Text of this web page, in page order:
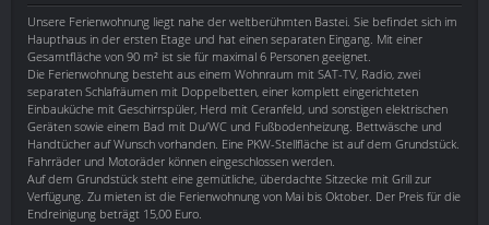
Unsere Ferienwohnung liegt nahe der weltberühmten Bastei. Sie befindet sich im
Haupthaus in der ersten Etage und hat einen separaten Eingang. Mit einer
Gesamtfläche von 90 m² ist sie für maximal 6 Personen geeignet.
Die Ferienwohnung besteht aus einem Wohnraum mit SAT-TV, Radio, zwei
separaten Schlafräumen mit Doppelbetten, einer komplett eingerichteten
Einbauküche mit Geschirrspüler, Herd mit Ceranfeld, und sonstigen elektrischen
Geräten sowie einem Bad mit Du/WC und Fußbodenheizung. Bettwäsche und
Handtücher auf Wunsch vorhanden. Eine PKW-Stellfläche ist auf dem Grundstück.
Fahrräder und Motoräder können eingeschlossen werden.
Auf dem Grundstück steht eine gemütliche, überdachte Sitzecke mit Grill zur
Verfügung. Zu mieten ist die Ferienwohnung von Mai bis Oktober. Der Preis für die
Endreinigung beträgt 15,00 Euro.